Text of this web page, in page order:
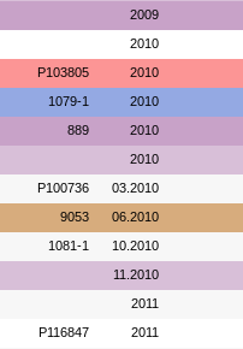
2009
2010
P103805 2010
1079-1 2010
889 2010
2010
P100736 03.2010
9053 06.2010
1081-1 10.2010
11.2010
2011
P116847 2011